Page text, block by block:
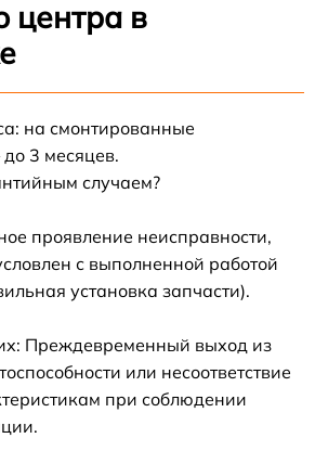
центра в
на смонтированные
3 месяцев.
случаем?
проявление неисправности,
с выполненной работой
установка запчасти).
Преждевременный выход из
или несоответствие
при соблюдении